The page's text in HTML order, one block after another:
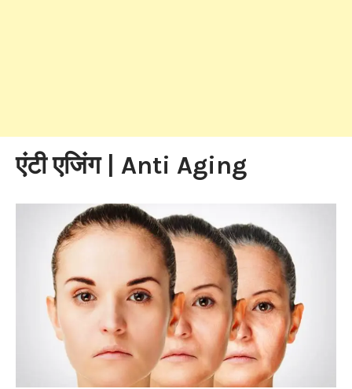
एंटी एजिंग | Anti Aging